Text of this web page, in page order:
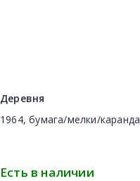
Деревня
1964, бумага/мелки/
Есть в наличии